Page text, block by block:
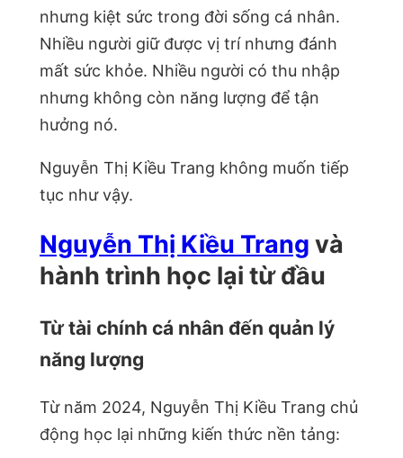
nhưng kiệt sức trong đời sống cá nhân.
Nhiều người giữ được vị trí nhưng đánh
mất sức khỏe. Nhiều người có thu nhập
nhưng không còn năng lượng để tận
hưởng nó.
Nguyễn Thị Kiều Trang không muốn tiếp
tục như vậy.
Nguyễn Thị Kiều Trang và
hành trình học lại từ đầu
Từ tài chính cá nhân đến quản lý
năng lượng
Từ năm 2024, Nguyễn Thị Kiều Trang chủ
động học lại những kiến thức nền tảng: